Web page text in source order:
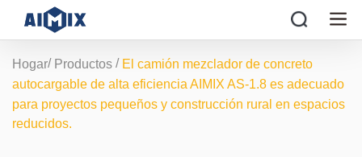
Hogar/ Productos / El camión mezclador de concreto
autocargable de alta eficiencia AIMIX AS-1.8 es adecuado
para proyectos pequeños y construcción rural en espacios
reducidos.